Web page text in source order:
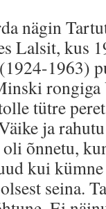
nägin
Lalsit, kus
1963)
rongiga
tütre
ja
õnnetu,
kui
seina.